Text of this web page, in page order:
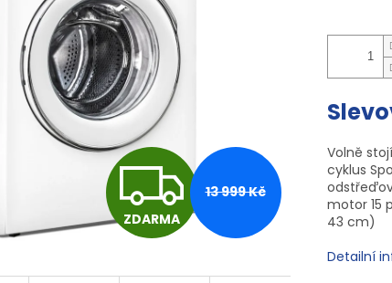
Z
D
ZDARMA
13 999 Kč
Volně
cyklus
motor 15
43 cm)
Detailní